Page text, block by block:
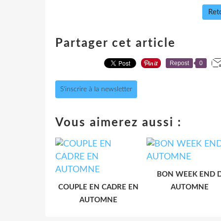
Partager cet article
Repost 0
S'inscrire à la newsletter
Vous aimerez aussi :
COUPLE EN CADRE EN
AUTOMNE
BON WEEK END
AUTOMNE